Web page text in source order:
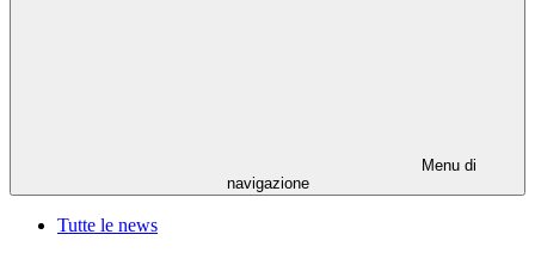
Menu di
navigazione
Tutte le news